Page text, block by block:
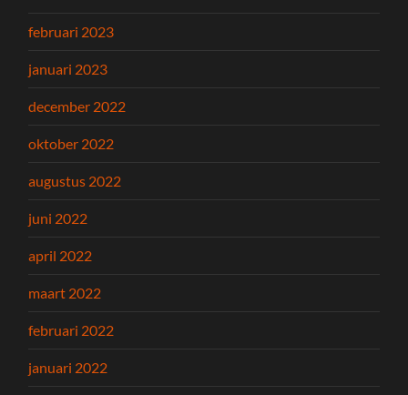
februari 2023
januari 2023
december 2022
oktober 2022
augustus 2022
juni 2022
april 2022
maart 2022
februari 2022
januari 2022